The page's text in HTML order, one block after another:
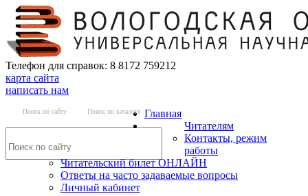
Телефон для справок: 8 8172 759212
карта сайта
написать нам
Поиск по сайту Поиск по каталогу Главная
Читателям
Контакты, режим
работы
Читательский билет ОНЛАЙН
Ответы на часто задаваемые вопросы
Личный кабинет